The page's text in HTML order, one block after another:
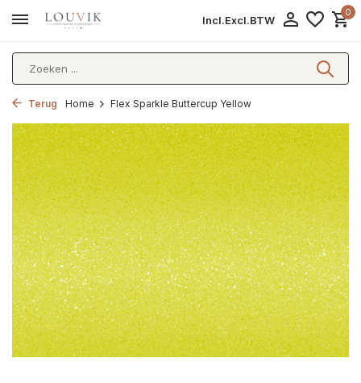
Incl.Excl.BTW
0
Terug Home Flex Sparkle Buttercup Yellow